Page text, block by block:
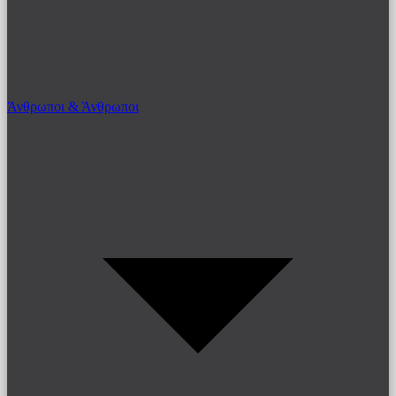
Άνθρωποι & Άνθρωποι